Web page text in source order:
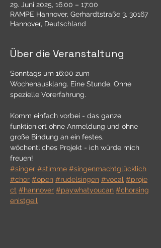
29. Juni 2025, 16:00 – 17:00
RAMPE Hannover, Gerhardtstraße 3, 30167
Hannover, Deutschland
Über die Veranstaltung
Sonntags um 16:00 zum
Wochenausklang. Eine Stunde. Ohne
spezielle Vorerfahrung.
Komm einfach vorbei - das ganze
funktioniert ohne Anmeldung und ohne
große Bindung an ein festes,
wöchentliches Projekt - ich würde mich
freuen!
#singer #stimme #singenmachtglücklich
#chor #open #rudelsingen #vocal #proje
ct #hannover #paywhatyoucan #chorsing
enistgeil